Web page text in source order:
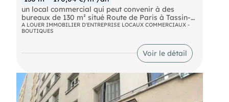
un local commercial qui peut convenir à des
bureaux de 130 m² situé Route de Paris à Tassin-
la-Demi-Lune.
Le local propose de belles prestations ainsi qu'une
bonne visibilité (20 000 voitures/jour).
- Loyer annuel : 22100 € HTHC
A LOUER IMMOBILIER D'ENTREPRISE LOCAUX COMMERCIAUX -
BOUTIQUES
Voir le détail